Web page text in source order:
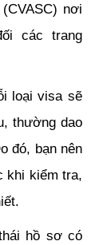
nơi
các trang
loại visa sẽ
thường dao
đó, bạn nên
khi kiểm tra,
hồ sơ có